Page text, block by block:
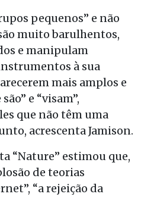
pequenos” e não
muito barulhentos,
e manipulam
à sua
mais amplos e
e “visam”,
que não têm uma
acrescenta Jamison.
“Nature” estimou que,
de teorias
“a rejeição da